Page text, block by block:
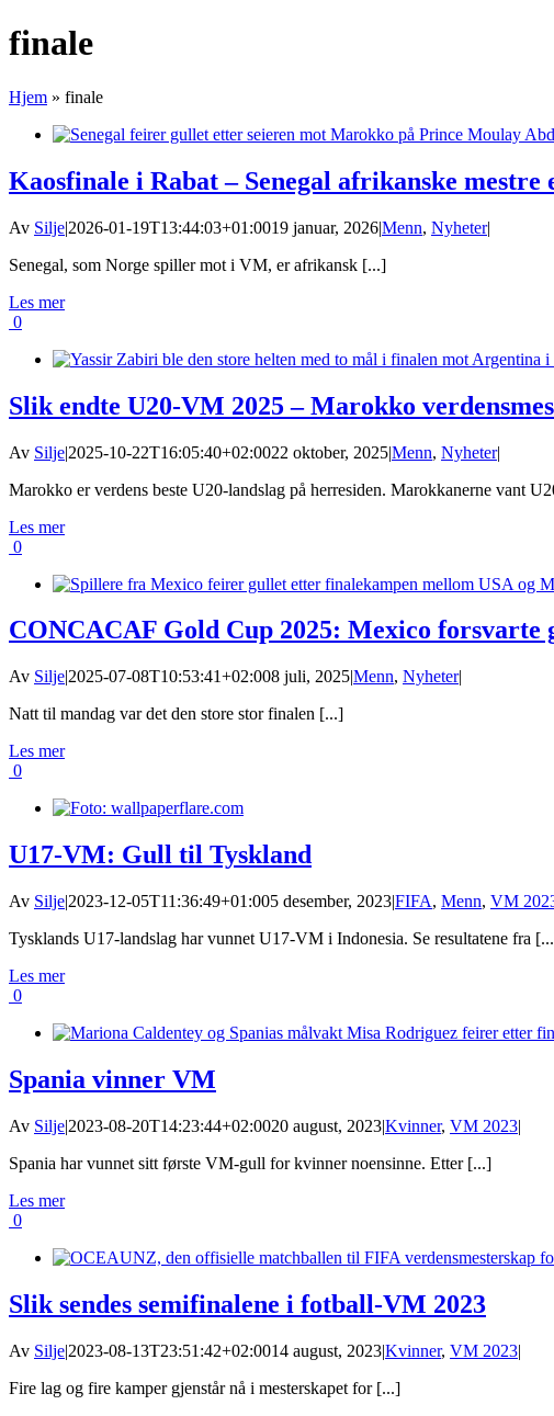
finale
Hjem » finale
Kaosfinale i Rabat – Senegal afrikanske mestre
Av Silje|2026-01-19T13:44:03+01:0019 januar, 2026|Menn, Nyheter|
Senegal, som Norge spiller mot i VM, er afrikansk [...]
Les mer
0
Slik endte U20-VM 2025 – Marokko
Av Silje|2025-10-22T16:05:40+02:0022 oktober, 2025|Menn, Nyheter|
Marokko er verdens beste U20-landslag på herresiden. Marokkanerne vant
Les mer
0
CONCACAF Gold Cup 2025: Mexico forsvarte
Av Silje|2025-07-08T10:53:41+02:008 juli, 2025|Menn, Nyheter|
Natt til mandag var det den store stor finalen [...]
Les mer
0
U17-VM: Gull til Tyskland
Av Silje|2023-12-05T11:36:49+01:005 desember, 2023|FIFA, Menn, VM
Tysklands U17-landslag har vunnet U17-VM i Indonesia. Se resultatene fra
Les mer
0
Spania vinner VM
Av Silje|2023-08-20T14:23:44+02:0020 august, 2023|Kvinner, VM 2023|
Spania har vunnet sitt første VM-gull for kvinner noensinne. Etter [...]
Les mer
0
Slik sendes semifinalene i fotball-VM 2023
Av Silje|2023-08-13T23:51:42+02:0014 august, 2023|Kvinner, VM 2023|
Fire lag og fire kamper gjenstår nå i mesterskapet for [...]